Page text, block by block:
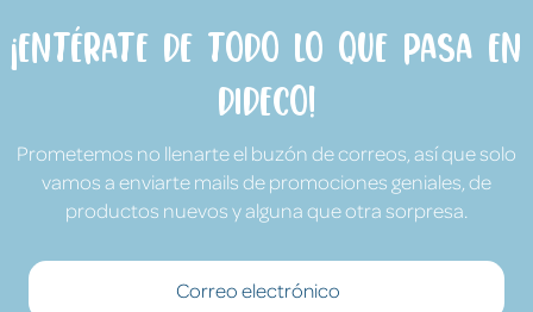
¡Entérate de todo lo que pasa en
Dideco!
Prometemos no llenarte el buzón de correos, así que solo
vamos a enviarte mails de promociones geniales, de
productos nuevos y alguna que otra sorpresa.